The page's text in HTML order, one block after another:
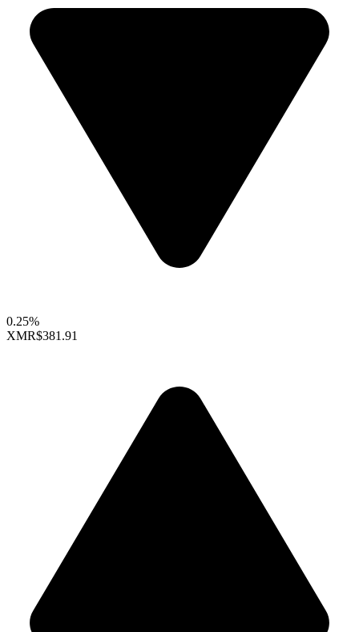
0.25%
XMR$381.91